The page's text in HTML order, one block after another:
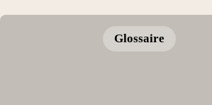
Glossaire